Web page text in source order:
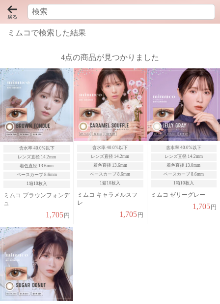
戻る
検
索:
ミムコで検索した結果
4点の商品が見つかりました
含水率 40.0%以下
レンズ直径 14.2mm
着色直径 13.6mm
ベースカーブ 8.6mm
1箱10枚入
ミムコ ブラウンフォンデ
ュ
1,705 円
含水率 40.0%以下
レンズ直径 14.2mm
着色直径 13.6mm
ベースカーブ 8.6mm
1箱10枚入
ミムコ キャラメルスフ
レ
1,705 円
含水率 40.0%以下
レンズ直径 14.2mm
着色直径 13.0mm
ベースカーブ 8.6mm
1箱10枚入
ミムコ ゼリーグレー
1,705 円